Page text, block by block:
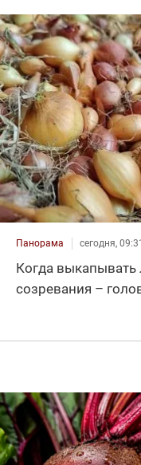
Панорама сегодня, 09:31
Когда выкапывать
созревания –